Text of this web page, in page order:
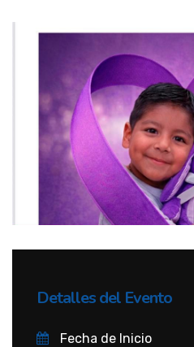
Detalles del Evento
Fecha de Inicio